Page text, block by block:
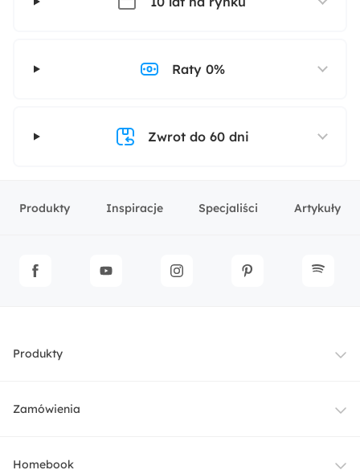
Raty 0%
Zwrot do 60 dni
Produkty Inspiracje Specjaliści Artykuły
Produkty
Meble
Zamówienia
Dostawa
Homebook